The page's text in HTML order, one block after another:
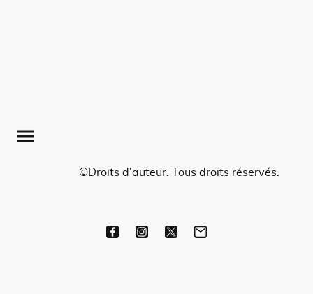
©Droits d'auteur. Tous droits réservés.